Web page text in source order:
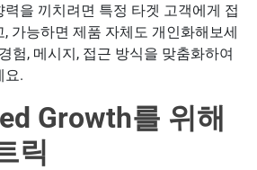
을 끼치려면 특정 타겟 고객에게 접
가능하면 제품 자체도 개인화해보세
험, 메시지, 접근 방식을 맞춤화하여
요.
Growth를 위해
릭